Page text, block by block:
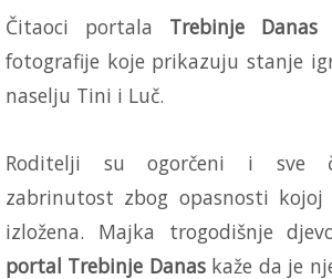
Čitaoci portala Trebinje Danas
fotografije koje prikazuju stanje
naselju Tini i Luč.
Roditelji su ogorčeni i sve
zabrinutost zbog opasnosti kojoj
izložena. Majka trogodišnje
portal Trebinje Danaskaže da je